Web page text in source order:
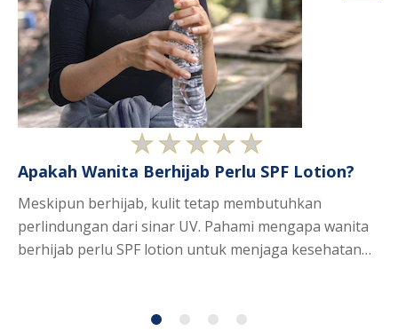
Meskipun berhijab, kulit tetap membutuhkan
perlindungan dari sinar UV. Pahami mengapa wanita
berhijab perlu SPF lotion untuk menjaga kesehatan
Apakah Wanita Berhijab Perlu SPF Lotion?
Tidak
ada
peringkat
yang
dikirimkan
ini